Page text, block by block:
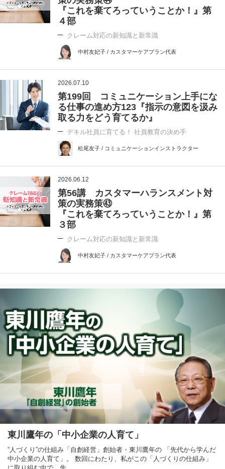
『これを棄てろっていうことか！』第
４部
クレーム対応の新知識と新常識
中村友妃子 / カスタマーケアプラン代表
2026.07.10
第199回 コミュニケーション上手にな
る仕事の進め方123『指示の意図を汲み
取る力をどう育てるか』
デキル社員に育てる！ 社員教育の決め手
松尾友子 / コミュニケーションインストラクター
2026.06.12
第56講 カスタマーハランスメント対
策の実務策㊸
『これを棄てろっていうことか！』第
３部
クレーム対応の新知識と新常識
中村友妃子 / カスタマーケアプラン代表
東川鷹年の「中小企業の人育て」
“人づくり”の仕組み「自創経営」創始者・東川鷹年の 「先代から学んだ
中小企業の人育て」。 数回にわたり、私がこの「人づくりの仕組み」